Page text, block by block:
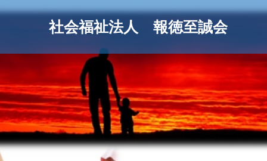
社会福祉法人 報徳至誠会